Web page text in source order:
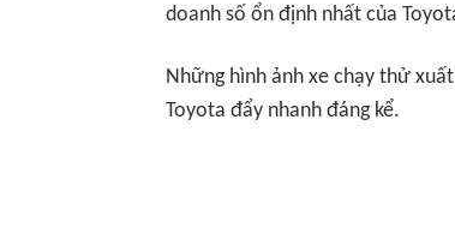
doanh số ổn định nhất của
Những hình ảnh xe chạy thử
Toyota đẩy nhanh đáng kể.